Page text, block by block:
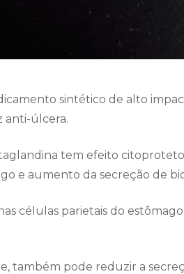
sintético de alto
anti-úlcera.
tem efeito
e aumento da secreção de
células parietais do
também pode reduzir a